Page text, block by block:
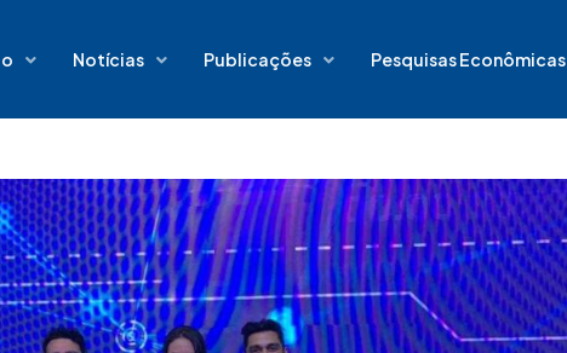
Notícias Publicações Pesquisas Econômicas